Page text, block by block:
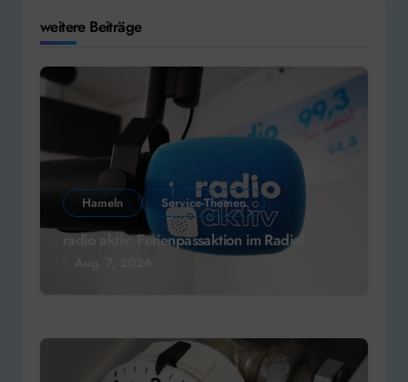
weitere Beiträge
Hameln Service-Themen
radio aktiv: Ferienpassaktion im Radio!